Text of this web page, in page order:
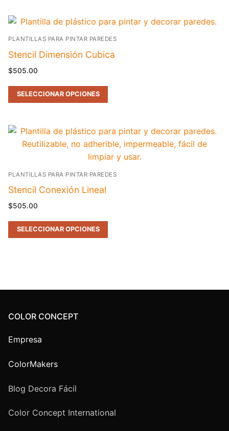
PLANTILLAS PARA PINTAR PAREDES
Stencil Dimensión Cubica
$505.00
SELECCIONAR OPCIONES
PLANTILLAS PARA PINTAR PAREDES
Stencil Conexión Lineal
$505.00
SELECCIONAR OPCIONES
COLOR CONCEPT
Empresa
ColorMakers
Blog Decora Fácil
Color Concept International